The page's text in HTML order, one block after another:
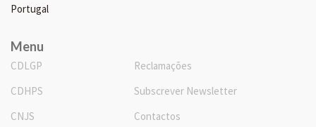
Portugal
Menu
CDLGP
CDHPS
CNJS
Reclamações
Subscrever Newsletter
Contactos